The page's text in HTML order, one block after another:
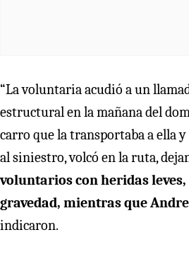
“La voluntaria acudió a un
estructural en la mañana del
carro que la transportaba a ella
al siniestro, volcó en la ruta,
voluntarios con heridas leves,
gravedad, mientras que
indicaron.